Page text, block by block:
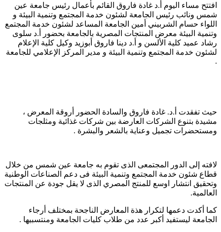
افتتح مساء اليوم أ.د غادة فاروق القائم بأعمال رئيس جامعة عين
شمس ونائب رئيس الجامعة لشئون خدمة المجتمع وتنمية البيئة و
اللواء حسام الشربيني أمين الجامعة المساعد لشئون خدمة المجتمع
وتنمية البيئة معرض المنتجات المصرية بالجامعة بحضور أ.د سلوى
رشاد عميد كلية الألسن و أ.د دينا فاروق أبوزيد وكيل كلية الإعلام
لشئون خدمة المجتمع وتنمية البيئة و مدير المركز الإعلامي للجامعة
.
حيث تفقدت أ.د. غادة فاروق والسادة الحضور أروقة المعرض ،
مشيدة بتنوع الشركات العارضة بين شركات غذائية ومثلجات
ومستحضرات تجميل وعناية بالشعر والبشرة .
لافته إلى الدور المجتمعى الذى تقوم به جامعة عين شمس من خلال
قطاع شئون خدمة المجتمع وتنمية البيئة فى دعم الصناعات الوطنية
وتحقيق انتشار اوسع للمنتج المصري الذى لا يقل جودة عن المنتجات
العالمية.
كما أكدت دعمها لتكرار هذة المعارض الناجحة بمختلف أرجاء
الجامعة ليستفيد أكبر عدد من طلاب كليات الجامعة ومنتسبيها .